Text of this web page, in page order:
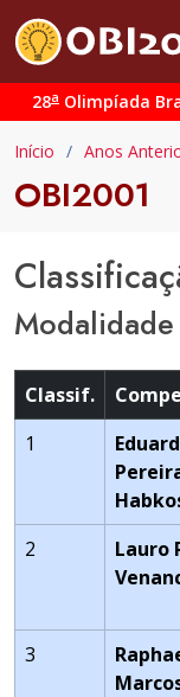
28a Olimpíada
Início Anos
OBI2001
Classif.
1
2
Lauro
3